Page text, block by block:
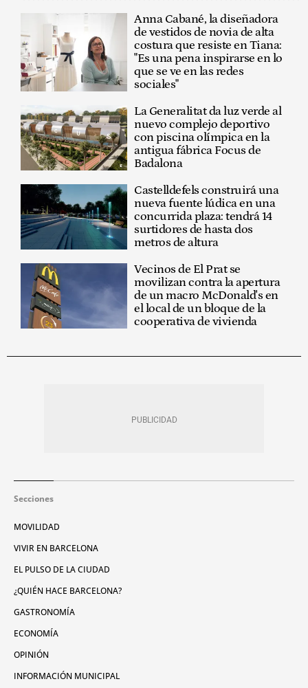
Anna Cabané, la diseñadora
de vestidos de novia de alta
costura que resiste en Tiana:
"Es una pena inspirarse en lo
que se ve en las redes
sociales"
La Generalitat da luz verde al
nuevo complejo deportivo
con piscina olímpica en la
antigua fábrica Focus de
Badalona
Castelldefels construirá una
nueva fuente lúdica en una
concurrida plaza: tendrá 14
surtidores de hasta dos
metros de altura
Vecinos de El Prat se
movilizan contra la apertura
de un macro McDonald's en
el local de un bloque de la
cooperativa de vivienda
Secciones
MOVILIDAD
VIVIR EN BARCELONA
EL PULSO DE LA CIUDAD
¿QUIÉN HACE BARCELONA?
GASTRONOMÍA
ECONOMÍA
OPINIÓN
INFORMACIÓN MUNICIPAL